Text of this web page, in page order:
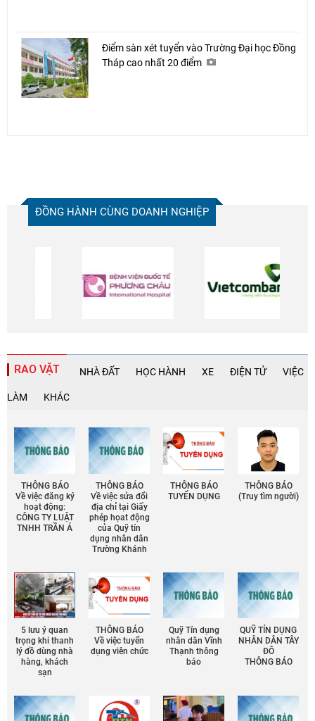
Điểm sàn xét tuyển vào Trường Đại học Đồng
Tháp cao nhất 20 điểm
ĐỒNG HÀNH CÙNG DOANH NGHIỆP
RAO VẶT NHÀ ĐẤT HỌC HÀNH XE ĐIỆN TỬ VIỆC
LÀM KHÁC
THÔNG BÁO
Về việc đăng ký
hoạt động:
CÔNG TY LUẬT
TNHH TRẦN Á
THÔNG BÁO
Về việc sửa đổi
địa chỉ tại Giấy
phép họat động
của Quỹ tín
dụng nhân dân
Trường Khánh
THÔNG BÁO
TUYỂN DỤNG
THÔNG BÁO
(Truy tìm người)
5 lưu ý quan
trọng khi thanh
lý đồ dùng nhà
hàng, khách
sạn
THÔNG BÁO
Về việc tuyển
dụng viên chức
Quỹ Tín dụng
nhân dân Vĩnh
Thạnh thông
báo
QUỸ TÍN DỤNG
NHÂN DÂN TÂY
ĐÔ
THÔNG BÁO